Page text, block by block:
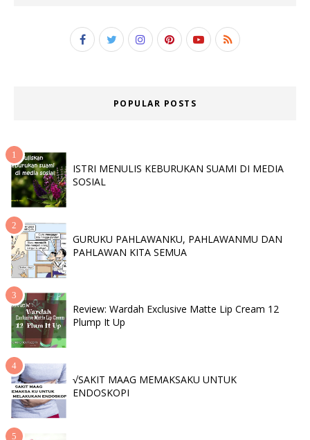
POPULAR POSTS
ISTRI MENULIS KEBURUKAN SUAMI DI MEDIA
SOSIAL
GURUKU PAHLAWANKU, PAHLAWANMU DAN
PAHLAWAN KITA SEMUA
Review: Wardah Exclusive Matte Lip Cream 12
Plump It Up
√SAKIT MAAG MEMAKSAKU UNTUK
ENDOSKOPI